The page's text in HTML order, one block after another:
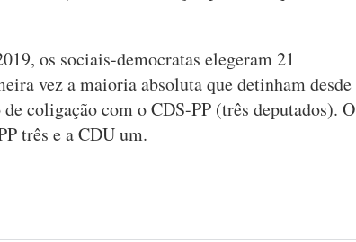
os sociais-democratas elegeram 21
vez a maioria absoluta que detinham desde
coligação com o CDS-PP (três deputados). O
três e a CDU um.